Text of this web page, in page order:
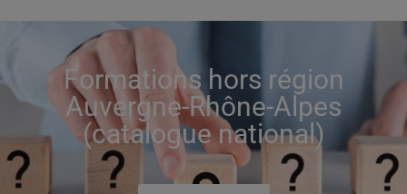
Formations hors région
Auvergne-Rhône-Alpes
(catalogue national)